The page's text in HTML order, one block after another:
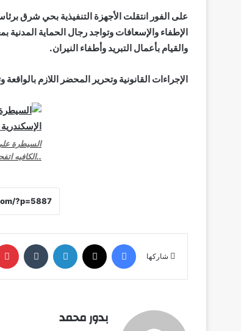
على الفور انتقلت الأجهزة التنفيذية بحي شرق
الإطفاء والإسعافات وتواجد رجال الحماية
والقيام بأعمال التبريد وأطفاء النيران.
الإجراءات القانونية وتحرير المحضر اللازم بالواقعة
السيطرة
..الكافيه
شاركها
بدور محمد